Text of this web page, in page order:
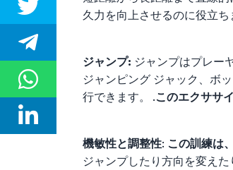
久力を向上させるのに役立ち
ジャンプ: ジャンプはプレー
ジャンピング ジャック、ボ
行できます。 .このエクササ
機敏性と調整性: この訓練は
ジャンプしたり方向を変え